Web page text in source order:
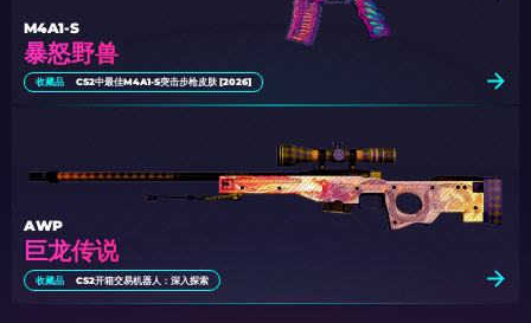
暴怒野兽
M4A1-S
收藏品 CS2中最佳M4A1-S突击步枪皮肤 [2026]
巨龙传说
AWP
收藏品 CS2开箱交易机器人：深入探索